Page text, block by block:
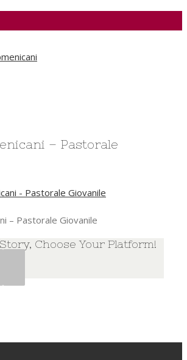
– Pastorale
– Pastorale Giovanile
Choose Your Platform!